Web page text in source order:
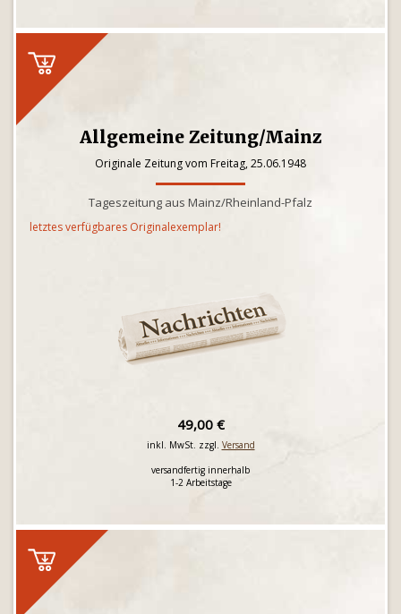
Allgemeine Zeitung/Mainz
Originale Zeitung vom Freitag, 25.06.1948
Tageszeitung aus Mainz/Rheinland-Pfalz
letztes verfügbares Originalexemplar!
49,00 €
inkl. MwSt. zzgl. Versand
versandfertig innerhalb
1-2 Arbeitstage